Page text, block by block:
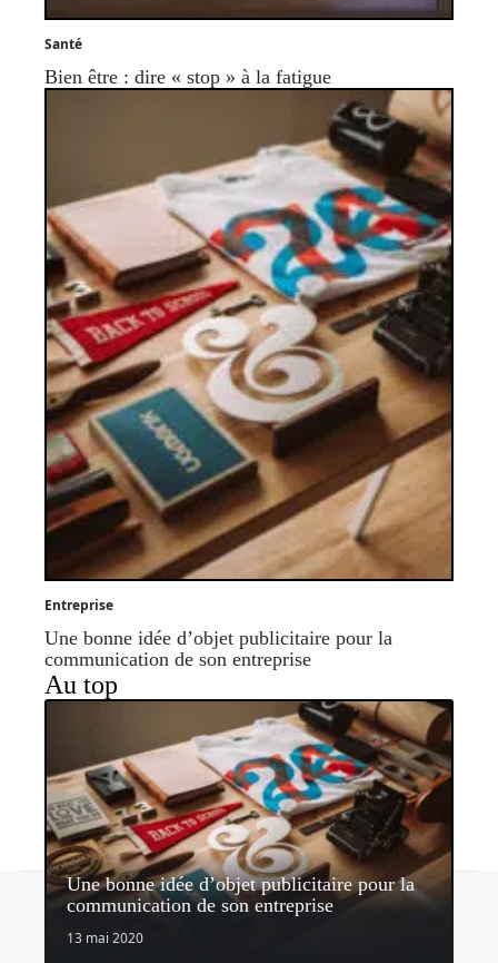
Santé
Bien être : dire « stop » à la fatigue
Entreprise
Une bonne idée d’objet publicitaire pour la
communication de son entreprise
Au top
Une bonne idée d’objet publicitaire pour la
communication de son entreprise
13 mai 2020
Contact Mentions légales Sitemap